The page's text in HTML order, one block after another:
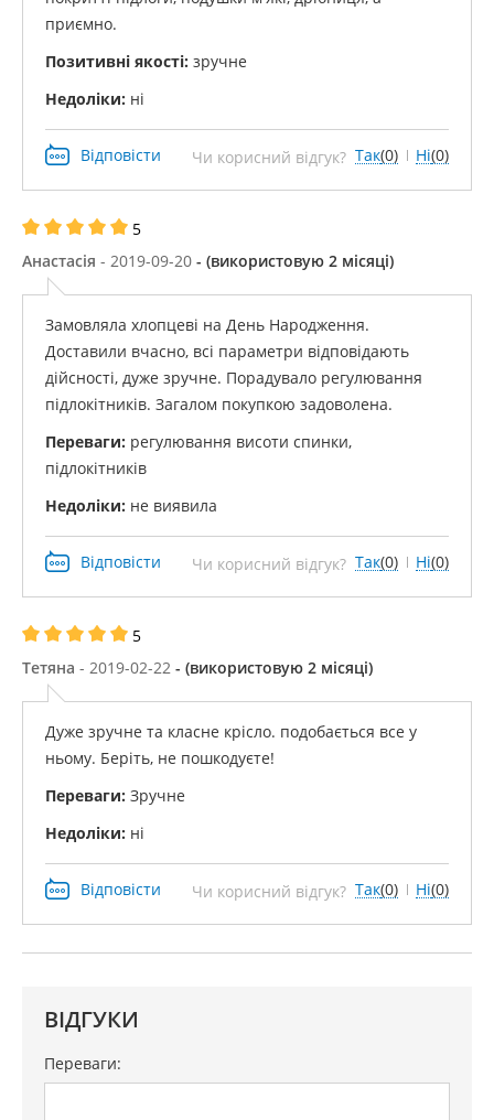
приємно.
Позитивні якості: зручне
Недоліки: ні
Відповісти Чи корисний відгук? Так(0) Ні(0)
5
Анастасія - 2019-09-20 - (використовую 2 місяці)
Замовляла хлопцеві на День Народження.
Доставили вчасно, всі параметри відповідають
дійсності, дуже зручне. Порадувало регулювання
підлокітників. Загалом покупкою задоволена.
Переваги: ​​регулювання висоти спинки,
підлокітників
Недоліки: не виявила
Відповісти Чи корисний відгук? Так(0) Ні(0)
5
Тетяна - 2019-02-22 - (використовую 2 місяці)
Дуже зручне та класне крісло. подобається все у
ньому. Беріть, не пошкодуєте!
Переваги: ​​Зручне
Недоліки: ні
Відповісти Чи корисний відгук? Так(0) Ні(0)
ВІДГУКИ
Переваги: